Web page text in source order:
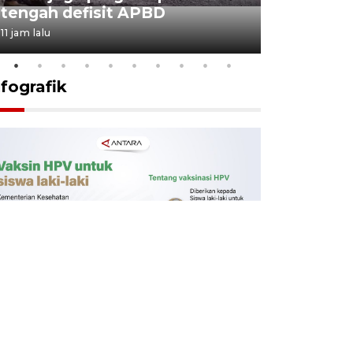
tengah defisit APBD
11 jam lalu